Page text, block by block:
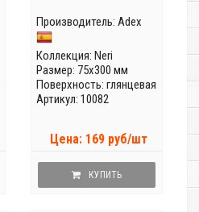
Производитель: Adex
Коллекция: Neri
Размер: 75x300 мм
Поверхность: глянцевая
Артикул: 10082
Цена: 169 руб/шт
КУПИТЬ